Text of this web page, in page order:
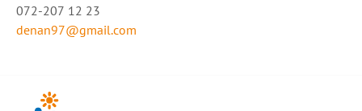
072-207 12 23
denan97@gmail.com